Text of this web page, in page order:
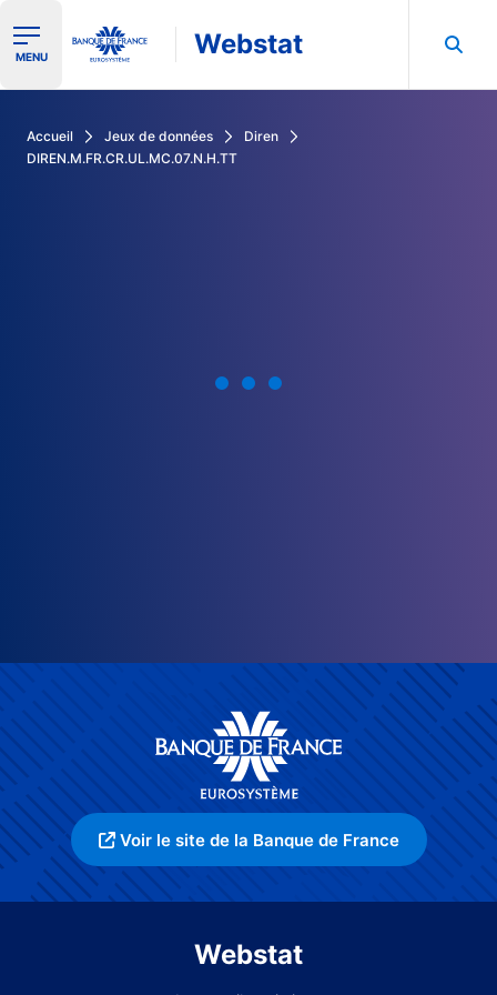
Ouvrir le menu de navigation
MENU Webstat
Accueil Jeux de données
Diren
DIREN.M.FR.CR.UL.MC.07.N.H.TT
Voir le site de la Banque de France
Webstat